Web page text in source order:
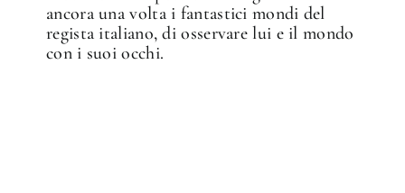
ancora una volta i fantastici mondi del
regista italiano, di osservare lui e il mondo
con i suoi occhi.